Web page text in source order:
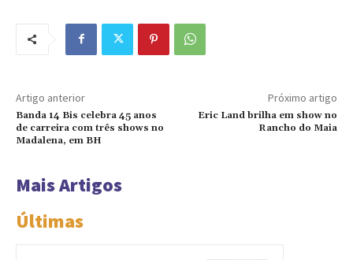
Artigo anterior
Banda 14 Bis celebra 45 anos
de carreira com três shows no
Madalena, em BH
Próximo artigo
Eric Land brilha em show no
Rancho do Maia
Mais Artigos
Últimas